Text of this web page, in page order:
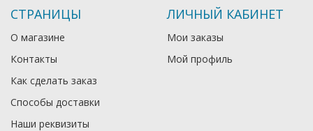
СТРАНИЦЫ
О магазине
Контакты
Как сделать заказ
Способы доставки
Наши реквизиты
ЛИЧНЫЙ КАБИНЕТ
Мои заказы
Мой профиль